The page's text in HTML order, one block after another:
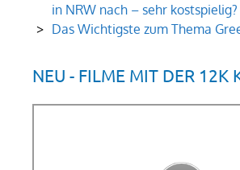
in NRW nach – sehr kostspielig?
Das Wichtigste zum Thema
NEU - FILME MIT DER 12K